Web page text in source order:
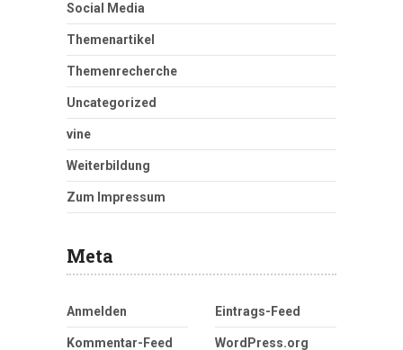
Social Media
Themenartikel
Themenrecherche
Uncategorized
vine
Weiterbildung
Zum Impressum
Meta
Anmelden Eintrags-Feed
Kommentar-Feed WordPress.org